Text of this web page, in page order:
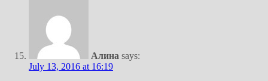
Алина says:
July 13, 2016 at 16:19